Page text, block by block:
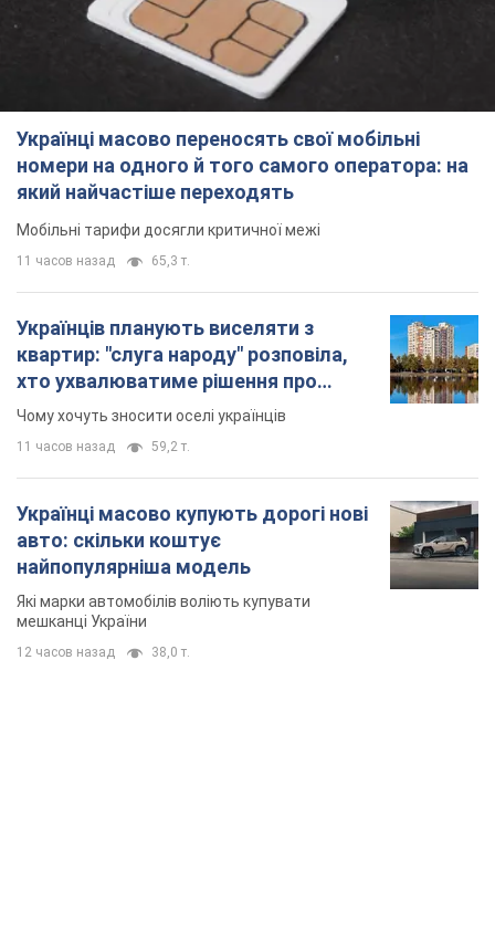
Українці масово переносять свої мобільні
номери на одного й того самого оператора: на
який найчастіше переходять
Мобільні тарифи досягли критичної межі
11 часов назад 65,3 т.
Українців планують виселяти з
квартир: "слуга народу" розповіла,
хто ухвалюватиме рішення про
знесення будинків
Чому хочуть зносити оселі українців
11 часов назад 59,2 т.
Українці масово купують дорогі нові
авто: скільки коштує
найпопулярніша модель
Які марки автомобілів воліють купувати
мешканці України
12 часов назад 38,0 т.